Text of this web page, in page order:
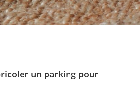
un parking pour